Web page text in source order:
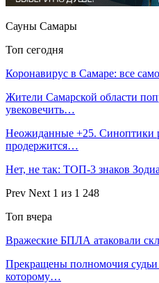
Сауны Самары
Топ сегодня
Коронавирус в Самаре: все
Жители Самарской области
увековечить…
Неожиданные +25. Синоптики
продержится…
Нет, не так: ТОП-3 знаков
Prev Next 1 из 1 248
Топ вчера
Вражеские БПЛА атаковали
Прекращены полномочия
которому…